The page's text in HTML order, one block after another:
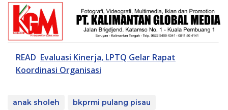
READ Evaluasi Kinerja, LPTQ Gelar Rapat
Koordinasi Organisasi
anak sholeh
bkprmi pulang pisau